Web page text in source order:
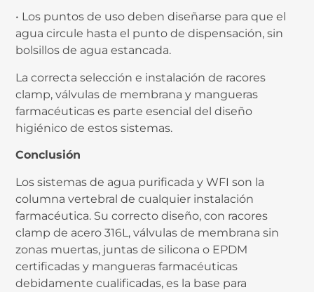
• Los puntos de uso deben diseñarse para que el
agua circule hasta el punto de dispensación, sin
bolsillos de agua estancada.
La correcta selección e instalación de racores
clamp, válvulas de membrana y mangueras
farmacéuticas es parte esencial del diseño
higiénico de estos sistemas.
Conclusión
Los sistemas de agua purificada y WFI son la
columna vertebral de cualquier instalación
farmacéutica. Su correcto diseño, con racores
clamp de acero 316L, válvulas de membrana sin
zonas muertas, juntas de silicona o EPDM
certificadas y mangueras farmacéuticas
debidamente cualificadas, es la base para